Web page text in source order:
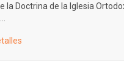
la Doctrina de la Iglesia